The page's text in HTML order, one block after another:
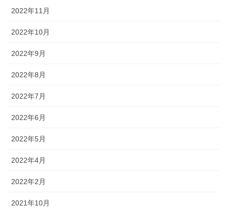
2022年11月
2022年10月
2022年9月
2022年8月
2022年7月
2022年6月
2022年5月
2022年4月
2022年2月
2021年10月